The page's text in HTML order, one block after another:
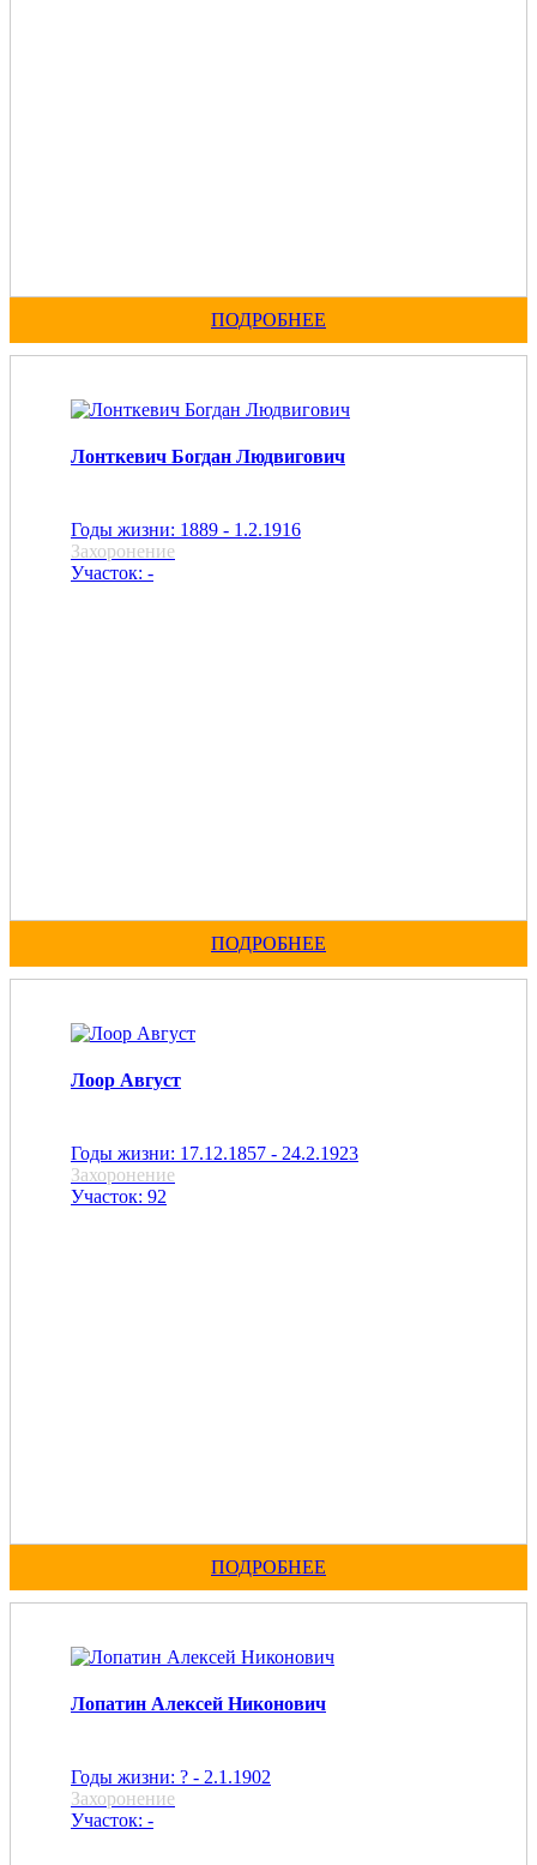
ПОДРОБНЕЕ
Лонткевич Богдан Людвигович
Годы жизни: 1889 - 1.2.1916
Захоронение
Участок: -
ПОДРОБНЕЕ
Лоор Август
Годы жизни: 17.12.1857 - 24.2.1923
Захоронение
Участок: 92
ПОДРОБНЕЕ
Лопатин Алексей Никонович
Годы жизни: ? - 2.1.1902
Захоронение
Участок: -